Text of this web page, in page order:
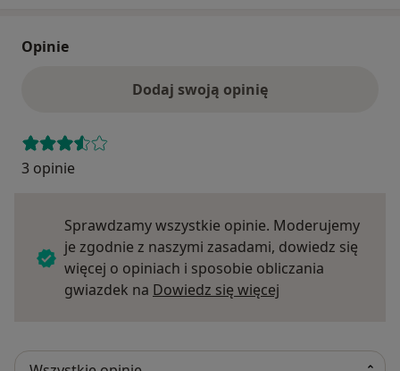
Opinie
Dodaj swoją opinię
3 opinie
Sprawdzamy wszystkie opinie. Moderujemy
je zgodnie z naszymi zasadami, dowiedz się
więcej o opiniach i sposobie obliczania
gwiazdek na Dowiedz się więcej